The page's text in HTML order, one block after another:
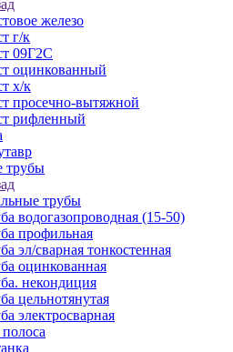
железо
г/к
09Г2С
оцинкованный
х/к
просечно-вытяжной
рифленный
трубы
трубы
водогазопроводная (15-50)
профильная
эл/сварная тонкостенная
оцинкованная
некондиция
цельнотянутая
электросварная